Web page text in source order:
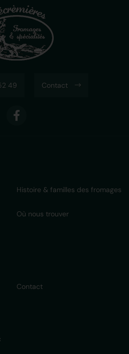
49 Contact
Histoire & familles des fromages
Où nous trouver
Contact